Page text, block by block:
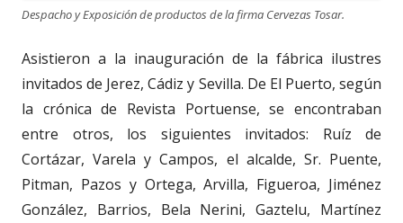
Despacho y Exposición de productos de la firma Cervezas Tosar.
Asistieron a la inauguración de la fábrica ilustres
invitados de Jerez, Cádiz y Sevilla. De El Puerto, según
la crónica de Revista Portuense, se encontraban
entre otros, los siguientes invitados: Ruíz de
Cortázar, Varela y Campos, el alcalde, Sr. Puente,
Pitman, Pazos y Ortega, Arvilla, Figueroa, Jiménez
González, Barrios, Bela Nerini, Gaztelu, Martínez